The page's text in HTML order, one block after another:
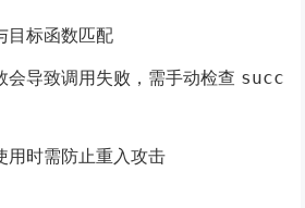
目标函数匹配
会导致调用失败，需手动检查 succ
用时需防止重入攻击